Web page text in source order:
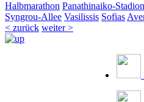
Halbmarathon Panathinaiko-Stadion
Syngrou-Allee Vasilissis Sofias
< zurück weiter >